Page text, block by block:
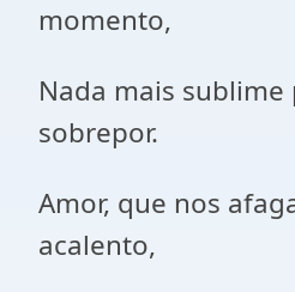
momento,
Nada mais sublime
sobrepor.
Amor, que nos
acalento,